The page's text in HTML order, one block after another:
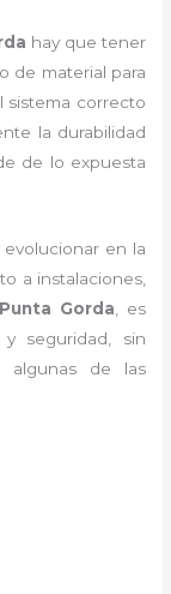
hay que tener
de material para
sistema correcto
la durabilidad
de lo expuesta
en la
a instalaciones,
Gorda , es
seguridad, sin
algunas de las